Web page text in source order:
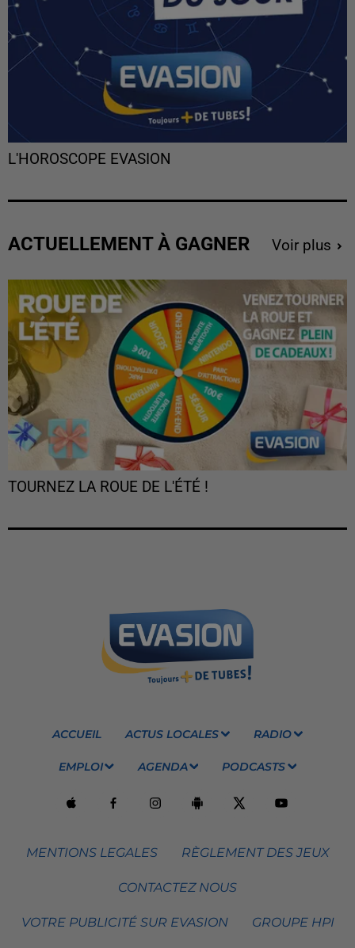
L'HOROSCOPE EVASION
ACTUELLEMENT À GAGNER Voir plus
TOURNEZ LA ROUE DE L'ÉTÉ !
ACCUEIL ACTUS LOCALES RADIO
EMPLOI AGENDA PODCASTS
MENTIONS LEGALES RÈGLEMENT DES JEUX
CONTACTEZ NOUS
VOTRE PUBLICITÉ SUR EVASION GROUPE HPI